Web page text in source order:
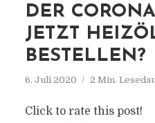
DER
JETZT
BESTELLEN?
6. Juli 2020 2 Min.
Click to rate this post!